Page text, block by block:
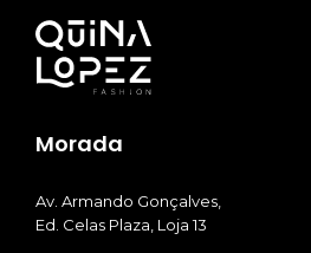
Morada
Av. Armando Gonçalves,
Ed. Celas Plaza, Loja 13